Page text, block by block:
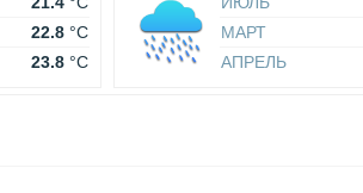
22.8 °C
23.8 °C
МАРТ
АПРЕЛЬ